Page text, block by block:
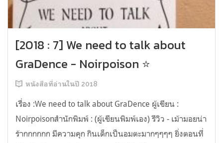
[2018 : 7] We need to talk about
GraDence - Noirpoison ⭐
หนังสือที่อ่านในปี 2018
เรื่อง :We need to talk about GraDence ผู้เขียน :
Noirpoisonสำนักพิมพ์ : (ผู้เขียนพิมพ์เอง) รีวิว - เม้ามอยน่า
ร้ากกกกกก มีความคุก กินเด็กเป็นอมตะมากๆๆๆๆ ยิ่งตอนที่